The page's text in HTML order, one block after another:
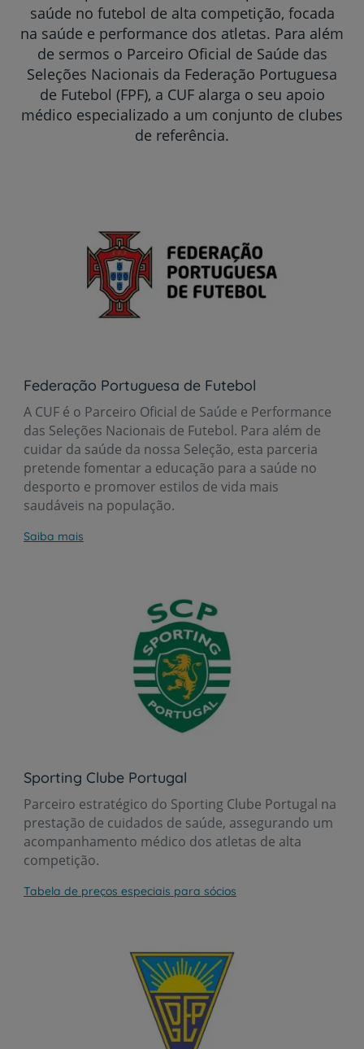
saúde no futebol de alta competição, focada
na saúde e performance dos atletas. Para além
de sermos o Parceiro Oficial de Saúde das
Seleções Nacionais da Federação Portuguesa
de Futebol (FPF), a CUF alarga o seu apoio
médico especializado a um conjunto de clubes
de referência.
Federação Portuguesa de Futebol
A CUF é o Parceiro Oficial de Saúde e Performance
das Seleções Nacionais de Futebol. Para além de
cuidar da saúde da nossa Seleção, esta parceria
pretende fomentar a educação para a saúde no
desporto e promover estilos de vida mais
saudáveis na população.
Saiba mais
Sporting Clube Portugal
Parceiro estratégico do Sporting Clube Portugal na
prestação de cuidados de saúde, assegurando um
acompanhamento médico dos atletas de alta
competição.
Tabela de preços especiais para sócios